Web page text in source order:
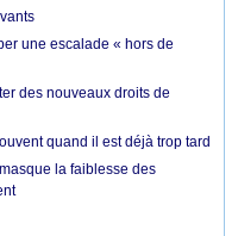
une escalade « hors de
des nouveaux droits de
quand il est déjà trop tard
la faiblesse des